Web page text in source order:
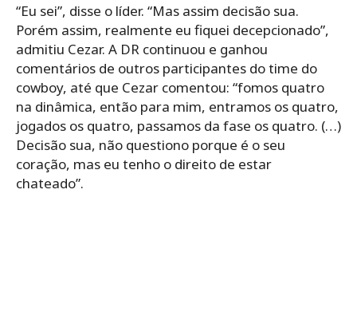
“Eu sei”, disse o líder. “Mas assim decisão sua.
Porém assim, realmente eu fiquei decepcionado”,
admitiu Cezar. A DR continuou e ganhou
comentários de outros participantes do time do
cowboy, até que Cezar comentou: “fomos quatro
na dinâmica, então para mim, entramos os quatro,
jogados os quatro, passamos da fase os quatro. (…)
Decisão sua, não questiono porque é o seu
coração, mas eu tenho o direito de estar
chateado”.